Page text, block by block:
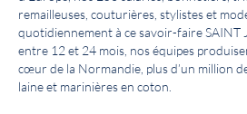
remailleuses, couturières, stylistes et
quotidiennement à ce savoir-faire SAINT
entre 12 et 24 mois, nos équipes
cœur de la Normandie, plus d’un million
laine et marinières en coton.